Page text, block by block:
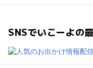
SNSでいこーよの